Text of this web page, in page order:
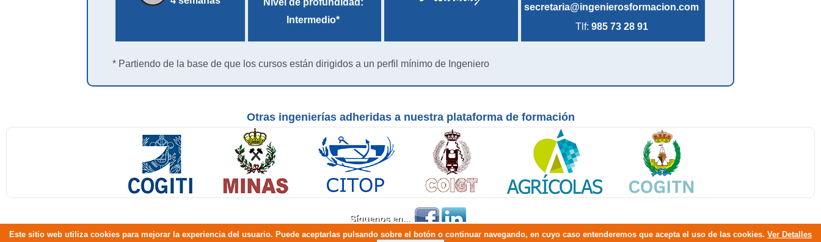
Este sitio web utiliza cookies para mejorar la experiencia del usuario. Puede aceptarlas pulsando sobre el botón o continuar navegando, en cuyo caso entenderemos que acepta el uso de las cookies. Ver Detalles
Intermedio*
secretaria@ingenierosformacion.com
Tlf: 985 73 28 91
* Partiendo de la base de que los cursos están dirigidos a un perfil mínimo de Ingeniero
Otras ingenierías adheridas a nuestra plataforma de formación
Síguenos en...